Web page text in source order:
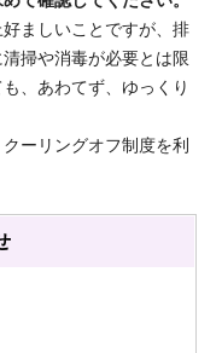
ましいことですが、排
掃や消毒が必要とは限
、あわてず、ゆっくり
ーリングオフ制度を利